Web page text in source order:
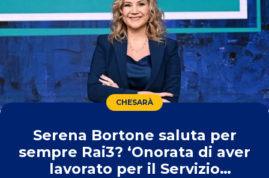
CHESARÀ
Serena Bortone saluta per
sempre Rai3? ‘Onorata di aver
lavorato per il Servizio